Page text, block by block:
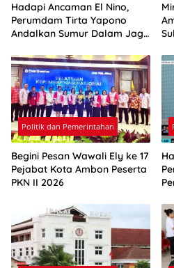
Hadapi Ancaman El Nino,
Perumdam Tirta Yapono
Andalkan Sumur Dalam Jaga
Politik dan Pemerintahan
Begini Pesan Wawali Ely ke 17
Pejabat Kota Ambon Peserta
PKN II 2026